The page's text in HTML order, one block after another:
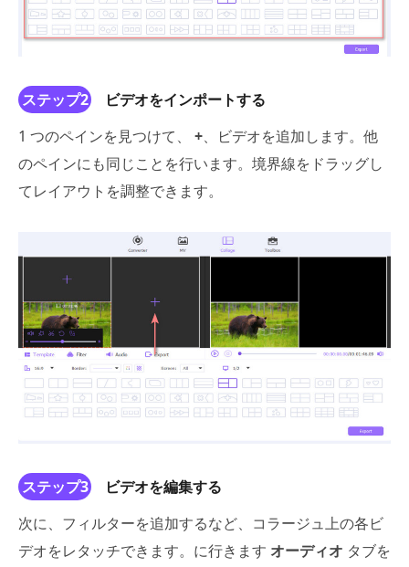
ステップ2
ビデオをインポートする
1 つのペインを見つけて、 +、ビデオを追加します。他
のペインにも同じことを行います。境界線をドラッグし
てレイアウトを調整できます。
ステップ3
ビデオを編集する
次に、フィルターを追加するなど、コラージュ上の各ビ
デオをレタッチできます。に行きます オーディオ タブを